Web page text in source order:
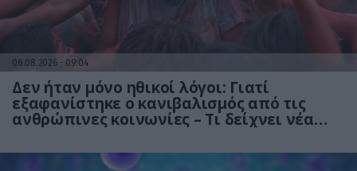
06.08.2026 09:04
Δεν ήταν μόνο ηθικοί λόγοι: Γιατί
εξαφανίστηκε ο κανιβαλισμός από τις
ανθρώπινες κοινωνίες – Τι δείχνει νέα